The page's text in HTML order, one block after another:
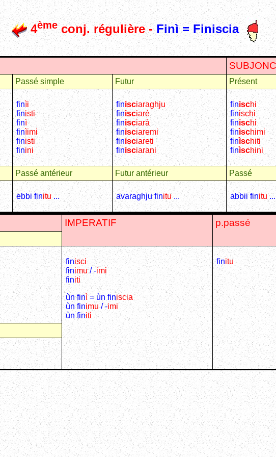
4èmeconj. régulière -Finì = Finiscia
Passé simple Futur Présent
finìi
finisti
finì
finìimi
finisti
finini
finisciaraghju
finisciarè
finisciarà
finisciaremi
finisciareti
finisciarani
finischi
finischi
finischi
finìschimi
finìschiti
finìschini
Passé antérieur Futur antérieur Passé
ebbi finitu... avaraghju finitu ... abbii finitu ...
IMPERATIF p.passé
finisci
finimu/ -imi
finiti
ùn finì= ùn finiscia
ùn finimu/ -imi
ùn finiti
finitu